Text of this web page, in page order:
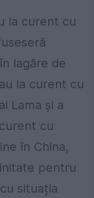
la curent cu
lagăre de
la curent cu
Lama și a
cu
în China,
pentru
situația